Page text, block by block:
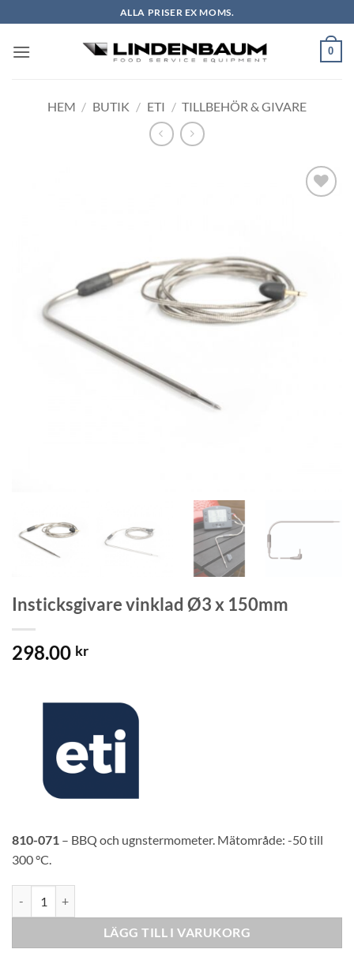
to
content
ALLA PRISER EX MOMS.
0
HEM / BUTIK / ETI / TILLBEHÖR & GIVARE
Insticksgivare vinklad Ø3 x 150mm
298.00 kr
810-071 – BBQ och ugnstermometer. Mätområde: -50 till
300 °C.
LÄGG TILL I VARUKORG